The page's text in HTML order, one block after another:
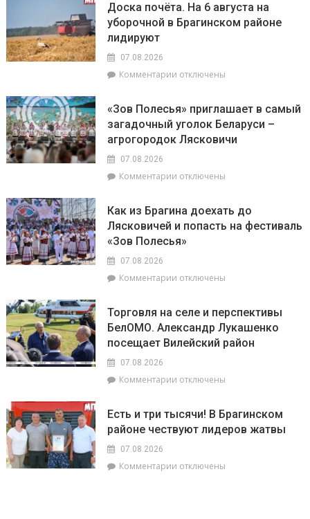
а
Рыбам
интуиции
депутатского
корпуса
председателем
депутатов
Инной
Михаленко
торговли
сельской
местности
Доска почёта. На 6 августа на
уборочной в Брагинском районе
лидируют
07.08.2026
Комментарии к
почёта.
На
6
уборочной
районе
лидируют
отключены
«Зов Полесья» приглашает в самый
загадочный уголок Беларуси –
агрогородок Лясковичи
07.08.2026
Комментарии к
Полесья»
приглашает
в
уголок
агрогородок
Лясковичи
отключены
Как из Брагина доехать до
Лясковичей и попасть на фестиваль
«Зов Полесья»
07.08.2026
Комментарии к
из
Брагина
доехать
и
фестиваль
«Зов
отключены
Торговля на селе и перспективы
БелОМО. Александр Лукашенко
посещает Вилейский район
07.08.2026
Комментарии к
на
селе
БелОМО.
отключены
Есть и три тысячи! В Брагинском
районе чествуют лидеров жатвы
07.08.2026
Комментарии котключены